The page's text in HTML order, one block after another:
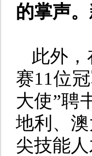
的掌声
此外
赛11位
大使”聘
地利、
尖技能